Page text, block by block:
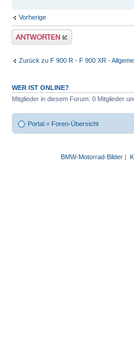
Vorherige
Antwort schreiben
Zurück zu F 900 R - F 900 XR -
WER IST ONLINE?
Mitglieder in diesem Forum: 0 Mitglieder
Portal » Foren-Übersicht
BMW-Motorrad-Bilder|